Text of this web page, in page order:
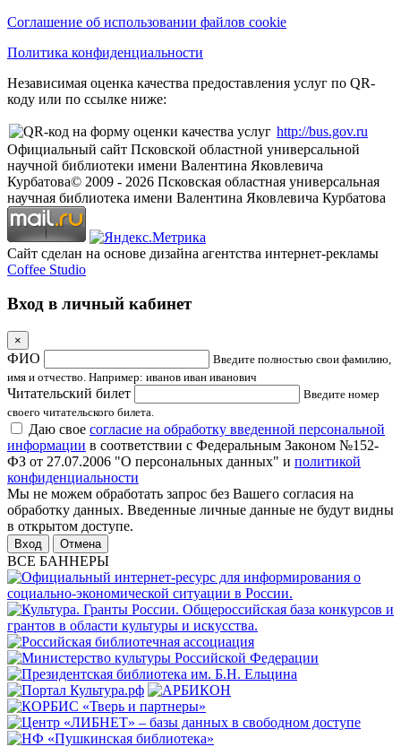
Соглашение об использовании файлов cookie
Политика конфиденциальности
Независимая оценка качества предоставления услуг по QR-
коду или по ссылке ниже:
http://bus.gov.ru
Официальный сайт Псковской областной универсальной
научной библиотеки имени Валентина Яковлевича
Курбатова© 2009 - 2026 Псковская областная универсальная
научная библиотека имени Валентина Яковлевича Курбатова
Сайт сделан на основе дизайна агентства интернет-рекламы
Coffee Studio
Вход в личный кабинет
×
ФИО
Введите полностью свои фамилию,
имя и отчество. Например: иванов иван иванович
Читательский билет
Введите номер
своего читательского билета.
Даю свое согласие на обработку введенной персональной
информации в соответствии с Федеральным Законом №152-
ФЗ от 27.07.2006 "О персональных данных" и политикой
конфиденциальности
Мы не можем обработать запрос без Вашего согласия на
обработку данных. Введенные личные данные не будут видны
в открытом доступе.
Отмена
ВСЕ БАННЕРЫ